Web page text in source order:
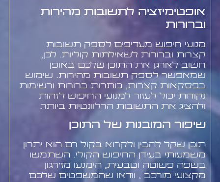
אופטימיזציה לתשובות מהירות
וברורות
מנועי חיפוש מעדיפים לספק תשובות
קצרות וברורות לשאילתות קוליות. לכן,
חשוב לארגן את התוכן שלכם באופן
שמאפשר לספק תשובות מהירות. שימוש
בפסקאות קצרות, כותרות ברורות ורשימות
נקודות יכול לעזור למנועי החיפוש לזהות
ולהציג את התשובות הרלוונטיות ביותר.
שיפור המובנות של התוכן
תוכן שקל להבין ולקרוא בקול רם הוא יתרון
משמעותי בעידן החיפוש הקולי. השתמשו
בשפה פשוטה וטבעית, הימנעו מז'רגון
מקצועי מורכב , וודאו שהמשפטים שלכם